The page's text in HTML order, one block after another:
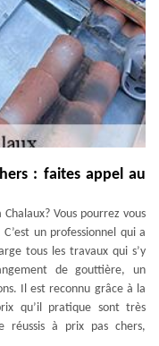
: faites appel au
Vous pourrez vous
un professionnel qui a
tous les travaux qui s’y
de gouttière, un
Il est reconnu grâce à la
qu’il pratique sont très
réussis à prix pas chers,